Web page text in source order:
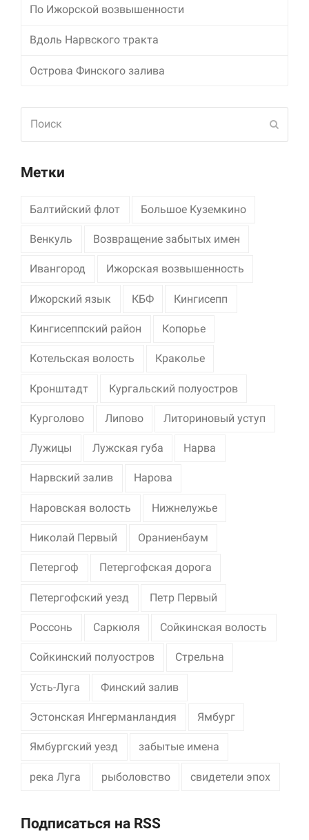
По Ижорской возвышенности
Вдоль Нарвского тракта
Острова Финского залива
Метки
Балтийский флот Большое Куземкино
Венкуль Возвращение забытых имен
Ивангород Ижорская возвышенность
Ижорский язык КБФ Кингисепп
Кингисеппский район Копорье
Котельская волость Краколье
Кронштадт Кургальский полуостров
Курголово Липово Литориновый уступ
Лужицы Лужская губа Нарва
Нарвский залив Нарова
Наровская волость Нижнелужье
Николай Первый Ораниенбаум
Петергоф Петергофская дорога
Петергофский уезд Петр Первый
Россонь Саркюля Сойкинская волость
Сойкинский полуостров Стрельна
Усть-Луга Финский залив
Эстонская Ингерманландия Ямбург
Ямбургский уезд забытые имена
река Луга рыболовство свидетели эпох
Подписаться на RSS
посещения нашего